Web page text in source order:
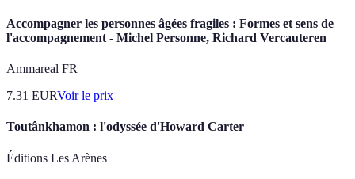
Accompagner les personnes âgées fragiles : Formes et sens de
l'accompagnement - Michel Personne, Richard Vercauteren
Ammareal FR
7.31 EURVoir le prix
Toutânkhamon : l'odyssée d'Howard Carter
Éditions Les Arènes